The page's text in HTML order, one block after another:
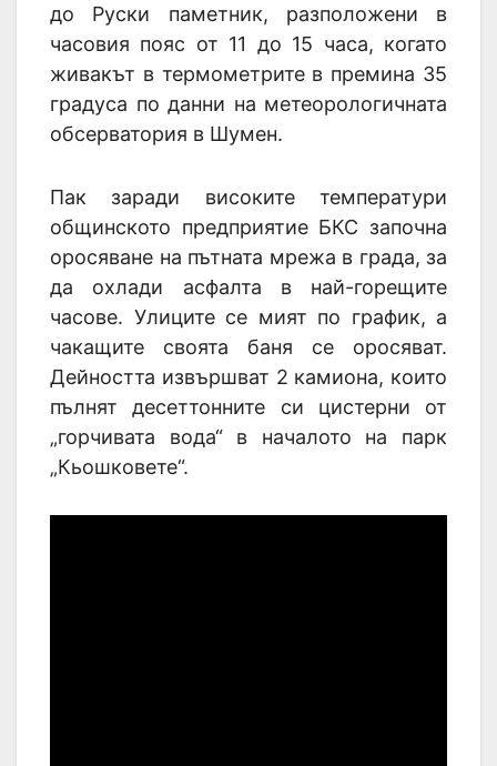
до Руски паметник, разположени в
часовия пояс от 11 до 15 часа, когато
живакът в термометрите в премина 35
градуса по данни на метеорологичната
обсерватория в Шумен.
Пак заради високите температури
общинското предприятие БКС започна
оросяване на пътната мрежа в града, за
да охлади асфалта в най-горещите
часове. Улиците се мият по график, а
чакащите своята баня се оросяват.
Дейността извършват 2 камиона, които
пълнят десеттонните си цистерни от
„горчивата вода“ в началото на парк
„Кьошковете“.